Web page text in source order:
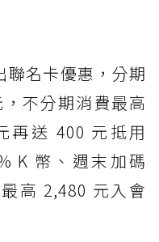
聯名卡優惠，分期
不分期消費最高
再送 400 元抵用
K 幣、週末加碼
高 2,480 元入會